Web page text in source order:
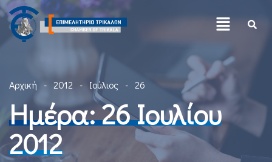
Αρχική 2012 Ιούλιος 26
Ημέρα:26 Ιουλίου
2012